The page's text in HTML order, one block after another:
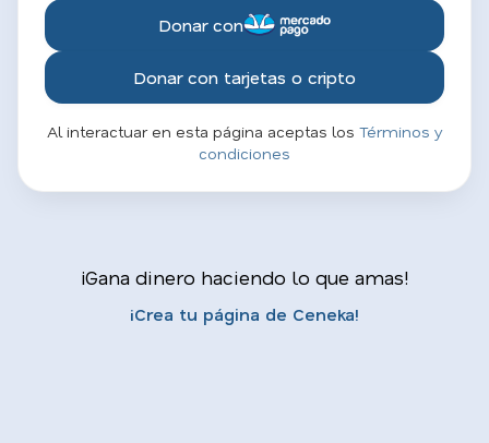
Donar con
Donar con tarjetas o cripto
Al interactuar en esta página aceptas los Términos y
condiciones
¡Gana dinero haciendo lo que amas!
¡Crea tu página de Ceneka!